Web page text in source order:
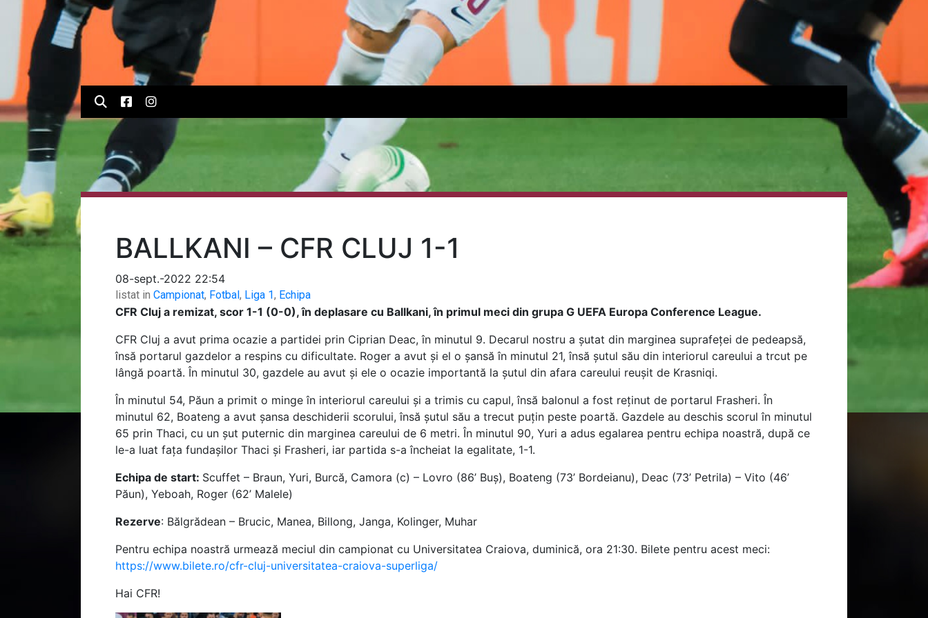
BALLKANI – CFR CLUJ 1-1
08-sept.-2022 22:54
listat in Campionat, Fotbal, Liga 1, Echipa
CFR Cluj a remizat, scor 1-1 (0-0), în deplasare cu Ballkani, în primul meci din grupa G UEFA Europa Conference League.
CFR Cluj a avut prima ocazie a partidei prin Ciprian Deac, în minutul 9. Decarul nostru a șutat din marginea suprafeței de pedeapsă,
însă portarul gazdelor a respins cu dificultate. Roger a avut și el o șansă în minutul 21, însă șutul său din interiorul careului a trcut pe
lângă poartă. În minutul 30, gazdele au avut și ele o ocazie importantă la șutul din afara careului reușit de Krasniqi.
În minutul 54, Păun a primit o minge în interiorul careului și a trimis cu capul, însă balonul a fost reținut de portarul Frasheri. În
minutul 62, Boateng a avut șansa deschiderii scorului, însă șutul său a trecut puțin peste poartă. Gazdele au deschis scorul în minutul
65 prin Thaci, cu un șut puternic din marginea careului de 6 metri. În minutul 90, Yuri a adus egalarea pentru echipa noastră, după ce
le-a luat fața fundașilor Thaci și Frasheri, iar partida s-a încheiat la egalitate, 1-1.
Echipa de start: Scuffet – Braun, Yuri, Burcă, Camora (c) – Lovro (86’ Buș), Boateng (73’ Bordeianu), Deac (73’ Petrila) – Vito (46’
Păun), Yeboah, Roger (62’ Malele)
Rezerve: Bălgrădean – Brucic, Manea, Billong, Janga, Kolinger, Muhar
Pentru echipa noastră urmează meciul din campionat cu Universitatea Craiova, duminică, ora 21:30. Bilete pentru acest meci:
https://www.bilete.ro/cfr-cluj-universitatea-craiova-superliga/
Hai CFR!